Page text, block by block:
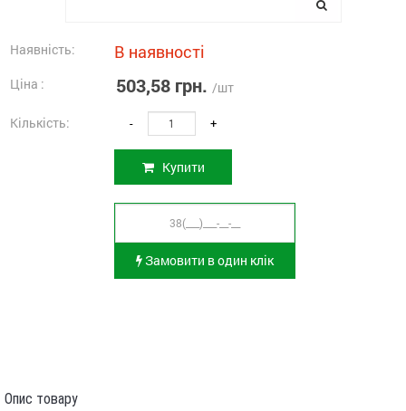
Наявність: В наявності
Ціна : 503,58 грн. /шт
Кількість: - +
Купити
Замовити в один клік
Опис товару